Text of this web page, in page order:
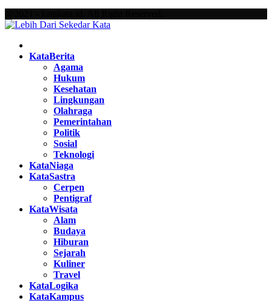
KataBerita
Agama
Hukum
Kesehatan
Lingkungan
Olahraga
Pemerintahan
Politik
Sosial
Teknologi
KataNiaga
KataSastra
Cerpen
Pentigraf
KataWisata
Alam
Budaya
Hiburan
Sejarah
Kuliner
Travel
KataLogika
KataKampus